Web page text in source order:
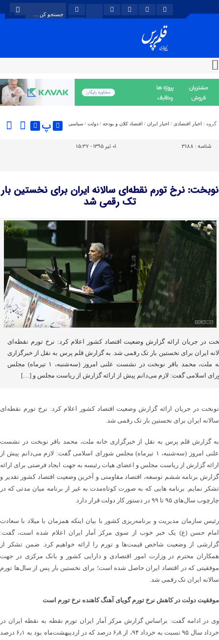
گروه : اخبار اقتصادی / اخبار ایران / اقتصاد کلان و بودجه / دولت / سیاسی پ
شناسه : 3188 ۰۱ تیر ۱۳۹۵ - ۱۵:۳۷
نوبخت: نرخ تورم نقطه‌ای سالانه ایران برای نخستین بار
تک رقمی شد
در جریان ارائه گزارش وضعیت اقتصاد کشور اعلام کرد: نرخ تورم نقطه‌ای
ایران برای نخستین بار تک رقمی شد. به گزارش قلم پرس به نقل از خبرگزاری
خانه ملت، محمد باقر نوبخت در نشست علنی امروز (سه‌شنبه، ۱ تیرماه) مجلس
اسلامی گفت: لازم می‌دانم پیش از ارائه گزارش از ریاست مجلس و […]
نوبخت در جریان ارائه گزارش وضعیت اقتصاد کشور اعلام کرد: نرخ تورم نقطه‌ای
سالانه ایران برای نخستین بار تک رقمی شد.
به گزارش قلم پرس به نقل از خبرگزاری خانه ملت، محمد باقر نوبخت در نشست
علنی امروز (سه‌شنبه، ۱ تیرماه) مجلس شورای اسلامی گفت: لازم می‌دانم پیش از
ارائه گزارش از ریاست مجلس و اعضای هیات رئیسه به جهت ایجاد فرصتی برای ارائه
گزارش برنامه ششم توسعه، اقتصاد مقاومتی و آخرین وضعیت اقتصاد کشور تقدیر و
تشکر نمایم. برنامه هایی که به صورت کوتاه‌مدت به غیر از برنامه میان مدتی که در
چارچوب سال‌های ۹۵ تا ۹۹ در دستور کار دولت قرار دارد.
رئیس سازمان مدیریت و برنامه‌ریزی کشور با بیان اینکه همزمان با میلاد با سعادت
امام حسن (ع) یک خبر خوب از سوی مرکز آمار ایران اعلام شده است، گفت:
گزارشی از وضعیت شاخص قیمت‌ها و تورم را ارائه خواهیم کرد. ضمن تشکر از
همکاران محترم در وزارت امور اقتصادی و دارایی کشور و بانک مرکزی در جهت
موفقیتی که در اقتصاد ایران حاصل شده است؛ برای نخستین بار پس از سال‌ها تورم
سالانه ایران تک رقمی شد.
موفقیت دولت در کاهش نرخ تورم گویای آهنگ کاهنده نرخ تورم است
وی در ادامه گفت: براساس گزارش مرکز آمار ایران تورم نقطه به نقطه ایران در
خرداد سال ۹۵ نسبت به خرداد ۹۴، از ۶٫۸ درصد که در اردیبهشت‌ماه بود به ۶٫۱ درصد